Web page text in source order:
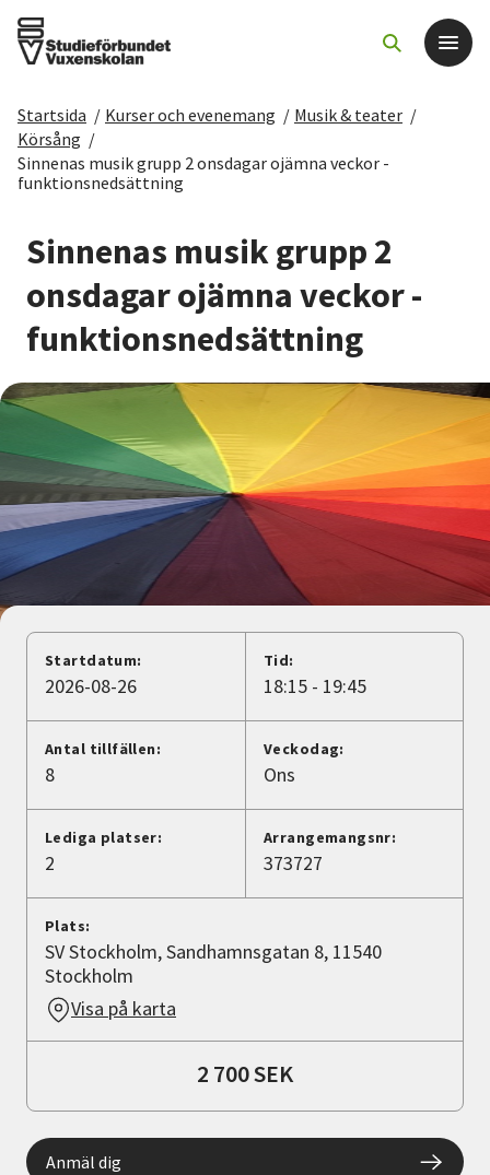
Det här gör vi
Sök kurser och evenemang
Om SV
Starta studiecirkel
Cirkelledare
Nyheter
Avdelningar
Lyssna
Startsida / Kurser och evenemang / Musik & teater /
Körsång /
Sinnenas musik grupp 2 onsdagar ojämna veckor -
funktionsnedsättning
Sinnenas musik grupp 2
onsdagar ojämna veckor -
funktionsnedsättning
Startdatum:
2026-08-26
Tid:
18:15 - 19:45
Antal tillfällen:
8
Veckodag:
Ons
Lediga platser:
2
Arrangemangsnr:
373727
Plats:
SV Stockholm, Sandhamnsgatan 8, 11540
Stockholm
Visa på karta
2 700 SEK
Anmäl dig